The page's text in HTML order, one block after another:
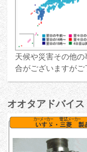
天候や災害その他
合がございますがご
オオタアドバイス